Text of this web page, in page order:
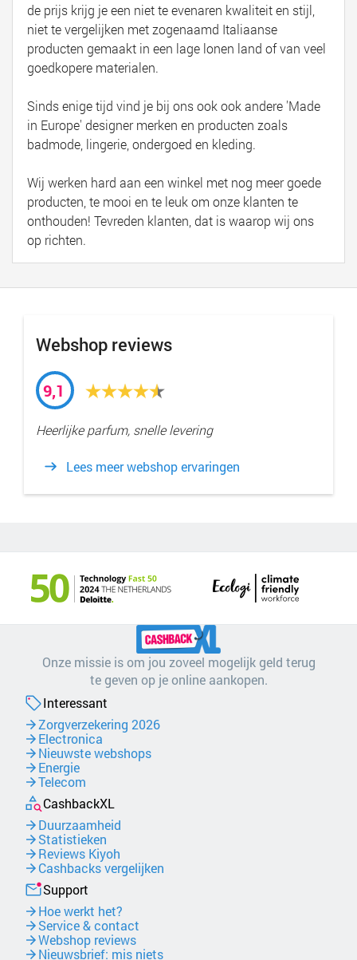
de prijs krijg je een niet te evenaren kwaliteit en stijl,
niet te vergelijken met zogenaamd Italiaanse
producten gemaakt in een lage lonen land of van veel
goedkopere materialen.
Sinds enige tijd vind je bij ons ook ook andere 'Made
in Europe' designer merken en producten zoals
badmode, lingerie, ondergoed en kleding.
Wij werken hard aan een winkel met nog meer goede
producten, te mooi en te leuk om onze klanten te
onthouden! Tevreden klanten, dat is waarop wij ons
op richten.
Webshop reviews
9,1
Heerlijke parfum, snelle levering
Lees meer webshop ervaringen
Onze missie is om jou zoveel mogelijk geld terug
te geven op je online aankopen.
Interessant
Zorgverzekering 2026
Electronica
Nieuwste webshops
Energie
Telecom
CashbackXL
Duurzaamheid
Statistieken
Reviews Kiyoh
Cashbacks vergelijken
Support
Hoe werkt het?
Service & contact
Webshop reviews
Nieuwsbrief: mis niets